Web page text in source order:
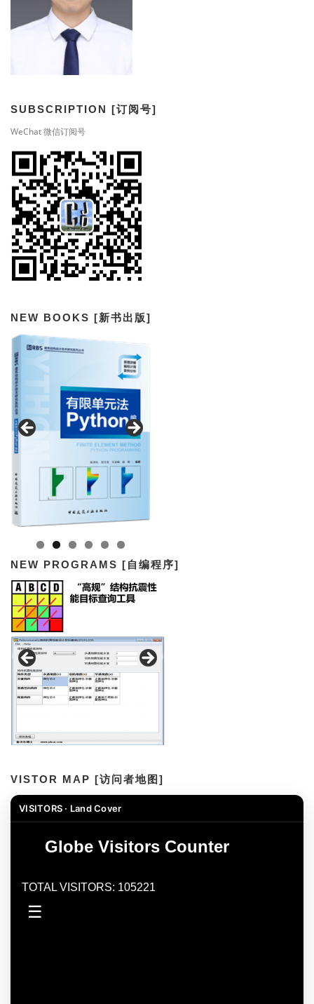
SUBSCRIPTION [订阅号]
WeChat 微信订阅号
NEW BOOKS [新书出版]
NEW PROGRAMS [自编程序]
VISTOR MAP [访问者地图]
VISITORS · Land Cover